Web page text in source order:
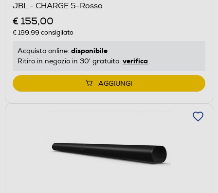
JBL - CHARGE 5-Rosso
€ 155,00
€ 199,99 consigliato
Acquisto online: disponibile
Ritiro in negozio in 30' gratuito: verifica
AGGIUNGI